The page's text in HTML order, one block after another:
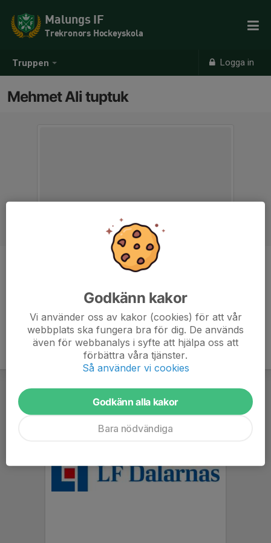
Truppen Logga in
Malungs IF
Trekronors Hockeyskola
Mehmet Ali tuptuk
Godkänn kakor
Vi använder oss av kakor (cookies) för att vår
webbplats ska fungera bra för dig. De används
även för webbanalys i syfte att hjälpa oss att
förbättra våra tjänster.
Så använder vi cookies
Godkänn alla kakor
Bara nödvändiga